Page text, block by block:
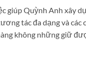
giúp Quỳnh Anh xây
tác đa dạng và các
không những giữ